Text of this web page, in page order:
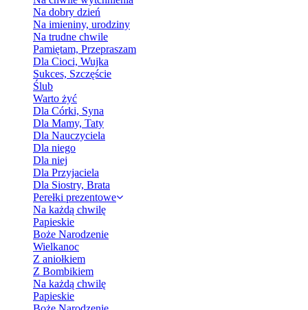
Na dobry dzień
Na imieniny, urodziny
Na trudne chwile
Pamiętam, Przepraszam
Dla Cioci, Wujka
Sukces, Szczęście
Ślub
Warto żyć
Dla Córki, Syna
Dla Mamy, Taty
Dla Nauczyciela
Dla niego
Dla niej
Dla Przyjaciela
Dla Siostry, Brata
Perełki prezentowe
Na każdą chwilę
Papieskie
Boże Narodzenie
Wielkanoc
Z aniołkiem
Z Bombikiem
Na każdą chwilę
Papieskie